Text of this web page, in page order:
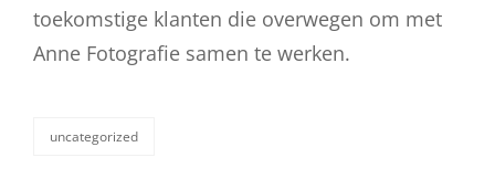
toekomstige klanten die overwegen om met
Anne Fotografie samen te werken.
categorieën
uncategorized